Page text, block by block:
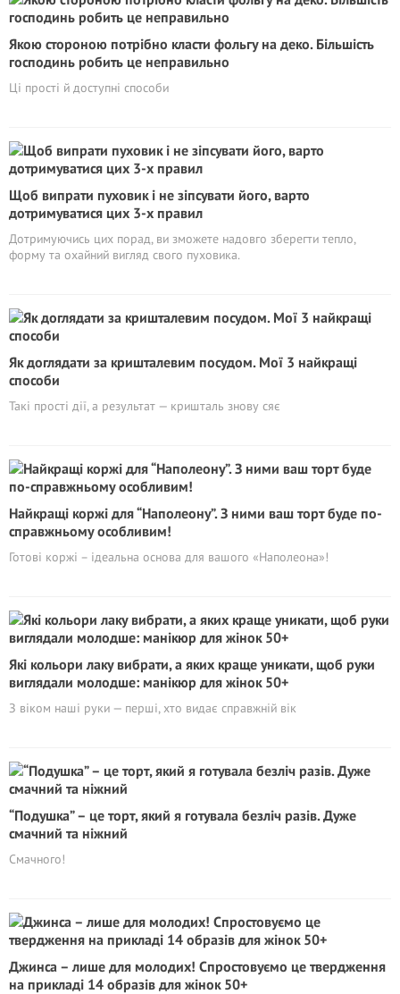
Якою стороною потрібно класти фольгу на деко. Більшість
господинь робить це неправильно
Ці прості й доступні способи
Щоб випрати пуховик і не зіпсувати його, варто
дотримуватися цих 3-х правил
Дотримуючись цих порад, ви зможете надовго зберегти тепло,
форму та охайний вигляд свого пуховика.
Як доглядати за кришталевим посудом. Мої 3 найкращі
способи
Такі прості дії, а результат — кришталь знову сяє
Найкращі коржі для “Наполеону”. З ними ваш торт буде по-
справжньому особливим!
Готові коржі – ідеальна основа для вашого «Наполеона»!
Які кольори лаку вибрати, а яких краще уникати, щоб руки
виглядали молодше: манікюр для жінок 50+
З віком наші руки — перші, хто видає справжній вік
“Подушка” – це торт, який я готувала безліч разів. Дуже
смачний та ніжний
Смачного!
Джинса – лише для молодих! Спростовуємо це твердження
на прикладі 14 образів для жінок 50+